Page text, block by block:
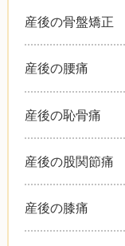
産後の骨盤矯正
産後の腰痛
産後の恥骨痛
産後の股関節痛
産後の膝痛